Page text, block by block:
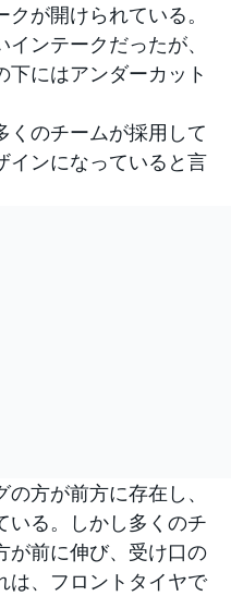
が開けられている。
ンテークだったが、
にはアンダーカット
のチームが採用して
インになっていると言
方が前方に存在し、
いる。しかし多くのチ
が前に伸び、受け口の
は、フロントタイヤで